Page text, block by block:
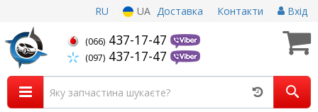
RU UA Доставка Контакти Вхід
(066) 437-17-47
(097) 437-17-47